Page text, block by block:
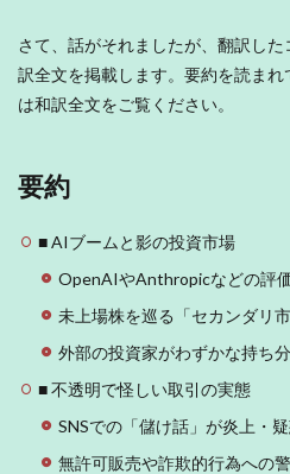
さて、話がそれましたが、翻訳し
訳全文を掲載します。要約を読ま
は和訳全文をご覧ください。
要約
■ AIブームと影の投資市場
OpenAIやAnthropicなどの評
未上場株を巡る「セカンダリ
外部の投資家がわずかな持ち
■ 不透明で怪しい取引の実態
SNSでの「儲け話」が炎上・疑
無許可販売や詐欺的行為への